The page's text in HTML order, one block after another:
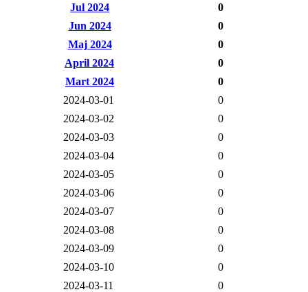
Jul 2024
0
Jun 2024
0
Maj 2024
0
April 2024
0
Mart 2024
0
2024-03-01
0
2024-03-02
0
2024-03-03
0
2024-03-04
0
2024-03-05
0
2024-03-06
0
2024-03-07
0
2024-03-08
0
2024-03-09
0
2024-03-10
0
2024-03-11
0